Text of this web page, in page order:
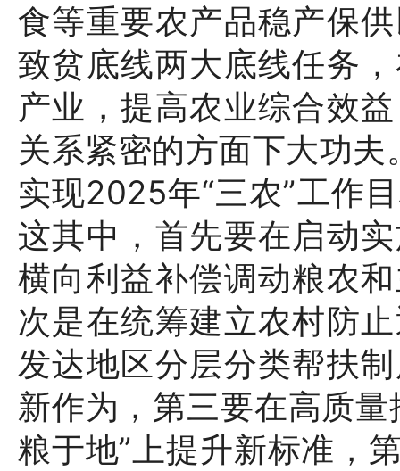
食等重要农产品稳产保
致贫底线两大底线任务
产业，提高农业综合效
关系紧密的方面下大功夫
实现2025年“三农”工作
这其中，首先要在启动
横向利益补偿调动粮农
次是在统筹建立农村防
发达地区分层分类帮扶
新作为，第三要在高质
粮于地”上提升新标准，